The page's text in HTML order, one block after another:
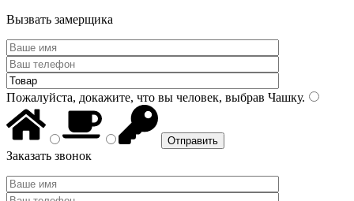
Вызвать замерщика
Пожалуйста, докажите, что вы человек, выбрав Чашку.
Заказать звонок